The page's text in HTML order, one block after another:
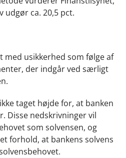
udgør ca. 20,5 pct.
usikkerhed som følge af
der indgår ved særligt
taget højde for, at banken
Disse nedskrivninger vil
som solvensen, og
forhold, at bankens solvens